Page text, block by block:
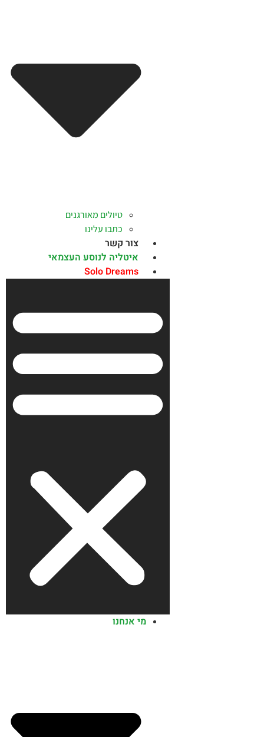
טיולים מאורגנים
כתבו עלינו
צור קשר
איטליה לנוסע העצמאי
Solo Dreams
מי אנחנו